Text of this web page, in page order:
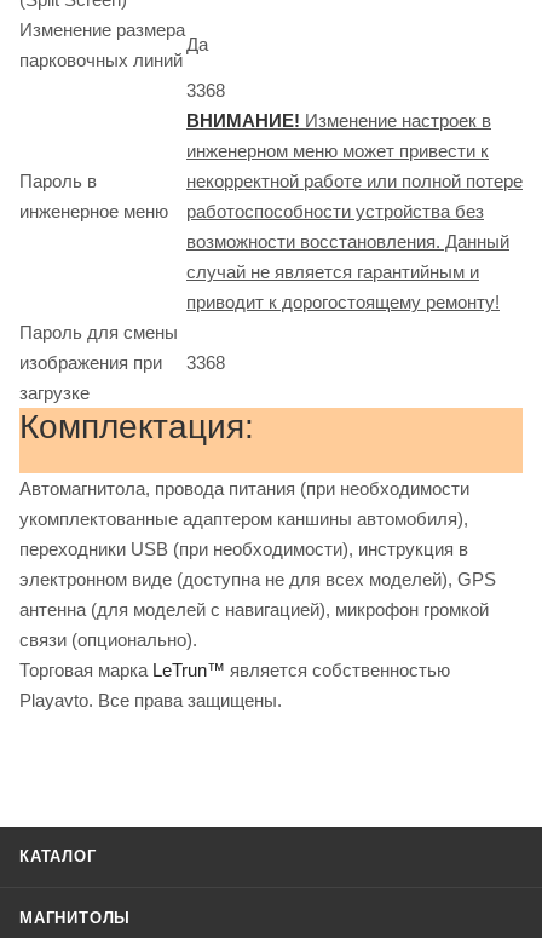
Изменение размера
парковочных линий
Да
Пароль в
инженерное меню
3368
ВНИМАНИЕ! Изменение настроек в
инженерном меню может привести к
некорректной работе или полной потере
работоспособности устройства без
возможности восстановления. Данный
случай не является гарантийным и
приводит к дорогостоящему ремонту!
Пароль для смены
изображения при
загрузке
3368
Комплектация:
Автомагнитола, провода питания (при необходимости
укомплектованные адаптером каншины автомобиля),
переходники USB (при необходимости), инструкция в
электронном виде (доступна не для всех моделей), GPS
антенна (для моделей с навигацией), микрофон громкой
связи (опционально).
Торговая марка LeTrun™ является собственностью
Playavto. Все права защищены.
КАТАЛОГ
МАГНИТОЛЫ